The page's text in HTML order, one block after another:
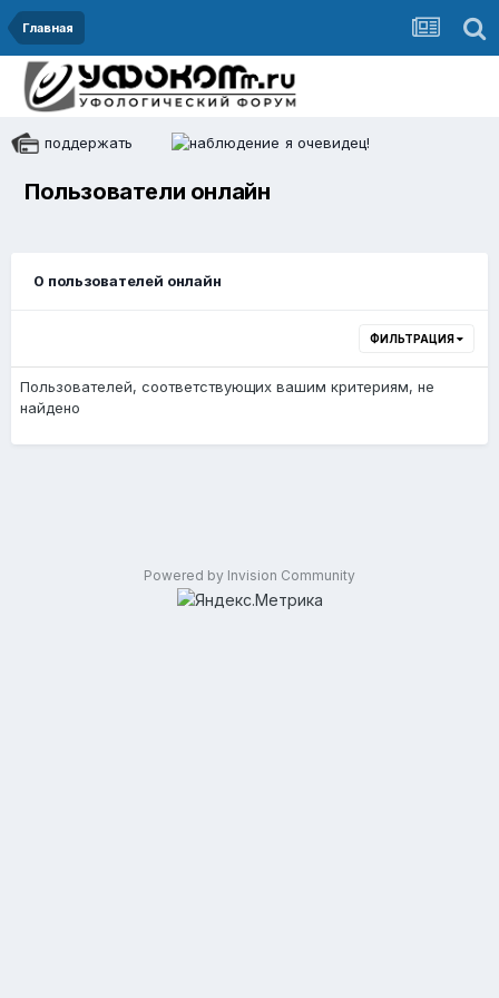
Главная
поддержать я очевидец!
Пользователи онлайн
0 пользователей онлайн
ФИЛЬТРАЦИЯ
Пользователей, соответствующих вашим критериям, не
найдено
Powered by Invision Community